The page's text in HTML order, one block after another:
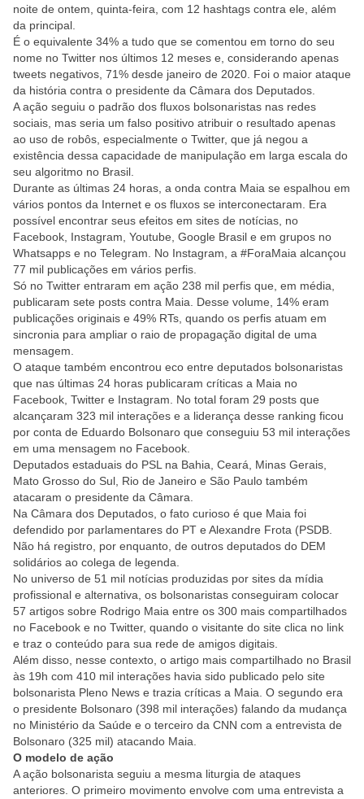
noite de ontem, quinta-feira, com 12 hashtags contra ele, além
da principal.
É o equivalente 34% a tudo que se comentou em torno do seu
nome no Twitter nos últimos 12 meses e, considerando apenas
tweets negativos, 71% desde janeiro de 2020. Foi o maior ataque
da história contra o presidente da Câmara dos Deputados.
A ação seguiu o padrão dos fluxos bolsonaristas nas redes
sociais, mas seria um falso positivo atribuir o resultado apenas
ao uso de robôs, especialmente o Twitter, que já negou a
existência dessa capacidade de manipulação em larga escala do
seu algoritmo no Brasil.
Durante as últimas 24 horas, a onda contra Maia se espalhou em
vários pontos da Internet e os fluxos se interconectaram. Era
possível encontrar seus efeitos em sites de notícias, no
Facebook, Instagram, Youtube, Google Brasil e em grupos no
Whatsapps e no Telegram. No Instagram, a #ForaMaia alcançou
77 mil publicações em vários perfis.
Só no Twitter entraram em ação 238 mil perfis que, em média,
publicaram sete posts contra Maia. Desse volume, 14% eram
publicações originais e 49% RTs, quando os perfis atuam em
sincronia para ampliar o raio de propagação digital de uma
mensagem.
O ataque também encontrou eco entre deputados bolsonaristas
que nas últimas 24 horas publicaram críticas a Maia no
Facebook, Twitter e Instagram. No total foram 29 posts que
alcançaram 323 mil interações e a liderança desse ranking ficou
por conta de Eduardo Bolsonaro que conseguiu 53 mil interações
em uma mensagem no Facebook.
Deputados estaduais do PSL na Bahia, Ceará, Minas Gerais,
Mato Grosso do Sul, Rio de Janeiro e São Paulo também
atacaram o presidente da Câmara.
Na Câmara dos Deputados, o fato curioso é que Maia foi
defendido por parlamentares do PT e Alexandre Frota (PSDB.
Não há registro, por enquanto, de outros deputados do DEM
solidários ao colega de legenda.
No universo de 51 mil notícias produzidas por sites da mídia
profissional e alternativa, os bolsonaristas conseguiram colocar
57 artigos sobre Rodrigo Maia entre os 300 mais compartilhados
no Facebook e no Twitter, quando o visitante do site clica no link
e traz o conteúdo para sua rede de amigos digitais.
Além disso, nesse contexto, o artigo mais compartilhado no Brasil
às 19h com 410 mil interações havia sido publicado pelo site
bolsonarista Pleno News e trazia críticas a Maia. O segundo era
o presidente Bolsonaro (398 mil interações) falando da mudança
no Ministério da Saúde e o terceiro da CNN com a entrevista de
Bolsonaro (325 mil) atacando Maia.
O modelo de ação
A ação bolsonarista seguiu a mesma liturgia de ataques
anteriores. O primeiro movimento envolve com uma entrevista a